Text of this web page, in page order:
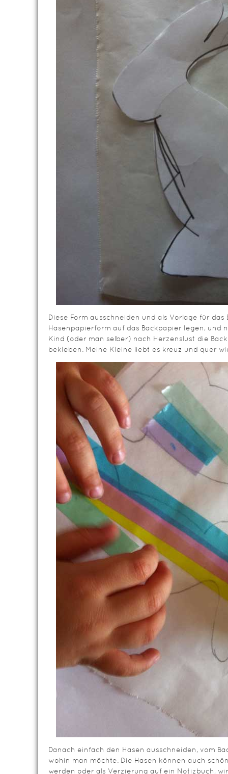
Diese Form ausschneiden und als Vorlage für das
Hasenpapierform auf das Backpapier legen, und
Kind (oder man selber) nach Herzenslust die
bekleben. Meine Kleine liebt es kreuz und quer
Danach einfach den Hasen ausschneiden, vom
wohin man möchte. Die Hasen können auch
werden oder als Verzierung auf ein Notizbuch,